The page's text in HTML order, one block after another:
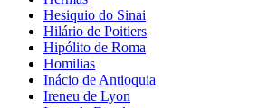
Hesiquio do Sinai
Hilário de Poitiers
Hipólito de Roma
Homilias
Inácio de Antioquia
Ireneu de Lyon